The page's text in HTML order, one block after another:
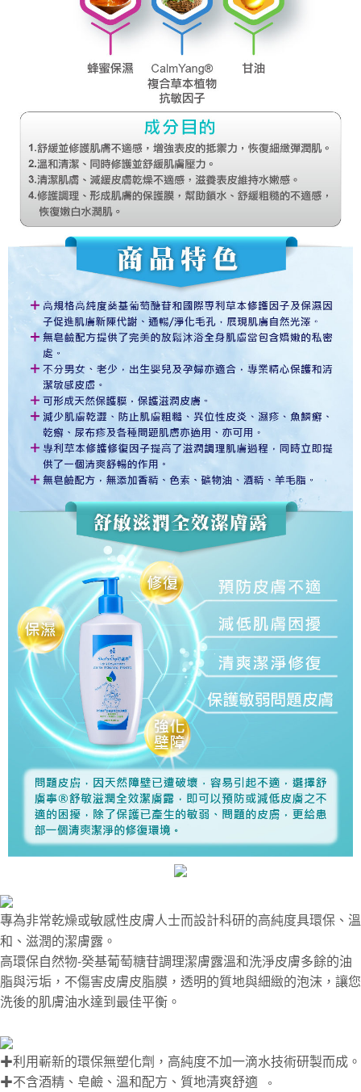
專為非常乾燥或敏感性皮膚人士而設計科研的高純度具環保、溫
和、滋潤的潔膚露。
高環保自然物-癸基葡萄糖苷調理潔膚露溫和洗淨皮膚多餘的油
脂與污垢，不傷害皮膚皮脂膜，透明的質地與細緻的泡沫，讓您
洗後的肌膚油水達到最佳平衡。
✚利用嶄新的環保無塑化劑，高純度不加一滴水技術研製而成。
✚不含酒精、皂鹼、溫和配方、質地清爽舒適
。